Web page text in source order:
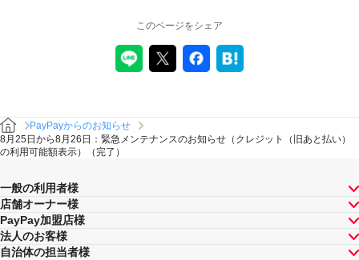
このページをシェア
PayPayからのお知らせ
8月25日から8月26日：緊急メンテナンスのお知らせ（クレジット（旧あと払い）
の利用可能額表示）（完了）
一般の利用者様
店舗オーナー様
PayPay加盟店様
法人のお客様
自治体の担当者様